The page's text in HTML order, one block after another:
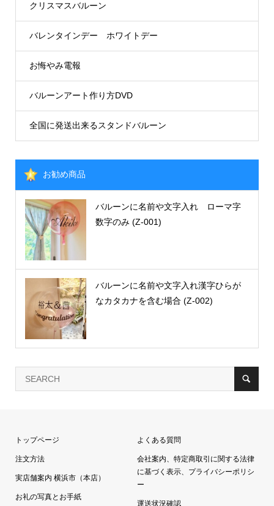
クリスマスバルーン
バレンタインデー ホワイトデー
お悔やみ電報
バルーンアート作り方DVD
全国に発送出来るスタンドバルーン
お勧め商品
バルーンに名前や文字入れ ローマ字
数字のみ (Z-001)
バルーンに名前や文字入れ漢字ひらが
なカタカナを含む場合 (Z-002)
トップページ
注文方法
実店舗案内 横浜市（本店）
お礼の写真とお手紙
よくある質問
会社案内、特定商取引に関する法律
に基づく表示、プライバシーポリシ
ー
運送状況確認